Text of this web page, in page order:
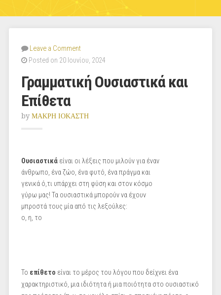
Leave a Comment
Posted on 20 Ιουνίου, 2024
Γραμματική Ουσιαστικά και
Επίθετα
by ΜΑΚΡΗ ΙΟΚΑΣΤΗ
Ουσιαστικάείναι οι λέξεις που μιλούν για έναν
άνθρωπο, ένα ζώο, ένα φυτό, ένα πράγμα και
γενικά ό,τι υπάρχει στη φύση και στον κόσμο
γύρω μας! Τα ουσιαστικά μπορούν να έχουν
μπροστά τους μία από τις λεξούλες:
ο, η, το
Το επίθετο είναι το μέρος του λόγου που δείχνει ένα
χαρακτηριστικό, μια ιδιότητα ή μια ποιότητα στο ουσιαστικό